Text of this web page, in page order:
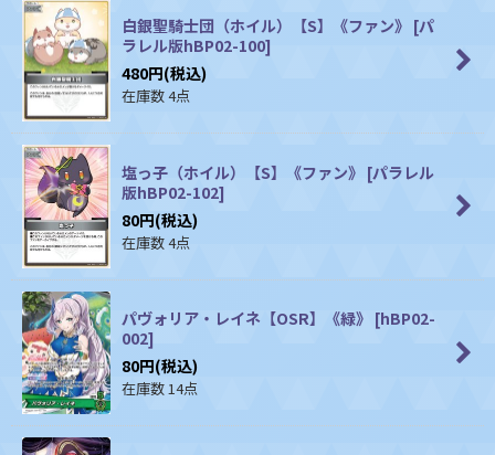
白銀聖騎士団（ホイル）【S】《ファン》 [パ
ラレル版hBP02-100]
480円(税込)
在庫数 4点
塩っ子（ホイル）【S】《ファン》 [パラレル
版hBP02-102]
80円(税込)
在庫数 4点
パヴォリア・レイネ【OSR】《緑》 [hBP02-
002]
80円(税込)
在庫数 14点